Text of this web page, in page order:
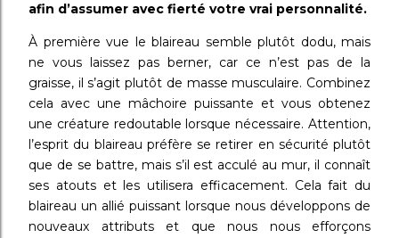
afin d’assumer avec fierté votre vrai personnalité.
À première vue le blaireau semble plutôt dodu, mais
ne vous laissez pas berner, car ce n’est pas de la
graisse, il s’agit plutôt de masse musculaire. Combinez
cela avec une mâchoire puissante et vous obtenez
une créature redoutable lorsque nécessaire. Attention,
l’esprit du blaireau préfère se retirer en sécurité plutôt
que de se battre, mais s’il est acculé au mur, il connaît
ses atouts et les utilisera efficacement. Cela fait du
blaireau un allié puissant lorsque nous développons de
nouveaux attributs et que nous nous efforçons